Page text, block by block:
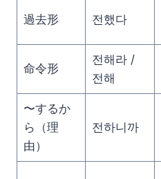
過去形 전했다
命令形
전해라 /
전해
〜するか
ら（理
由）
전하니까